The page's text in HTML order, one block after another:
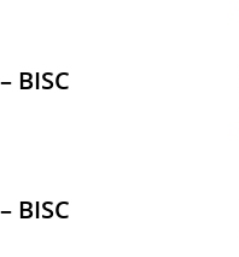
BISC
BISC